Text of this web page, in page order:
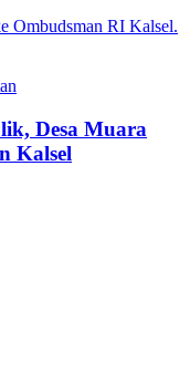
Desa Muara
Kalsel